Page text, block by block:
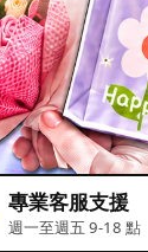
專業客服支援
週一至週五 9-18 點